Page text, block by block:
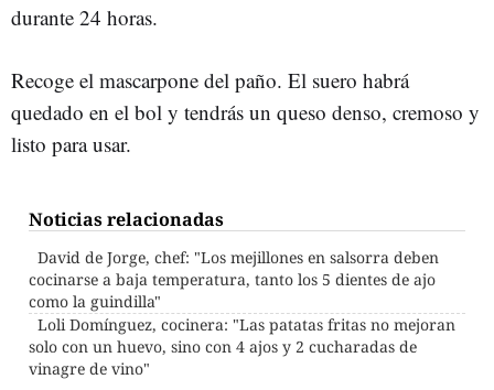
durante 24 horas.
Recoge el mascarpone del paño. El suero habrá
quedado en el bol y tendrás un queso denso, cremoso y
listo para usar.
Noticias relacionadas
David de Jorge, chef: "Los mejillones en salsorra deben
cocinarse a baja temperatura, tanto los 5 dientes de ajo
como la guindilla"
Loli Domínguez, cocinera: "Las patatas fritas no mejoran
solo con un huevo, sino con 4 ajos y 2 cucharadas de
vinagre de vino"